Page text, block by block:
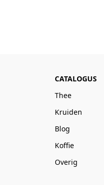
CATALOGUS
Thee
Kruiden
Blog
Koffie
Overig